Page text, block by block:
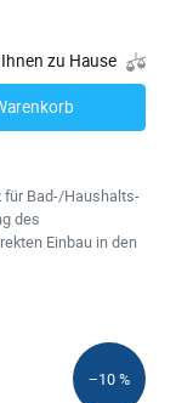
zu Hause
für Bad-/Haushalts-
des
Einbau in den
−10 %